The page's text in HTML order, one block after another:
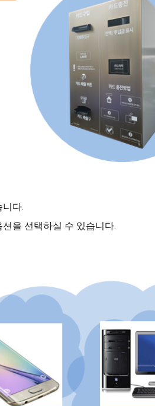
다.
을 선택하실 수 있습니다.